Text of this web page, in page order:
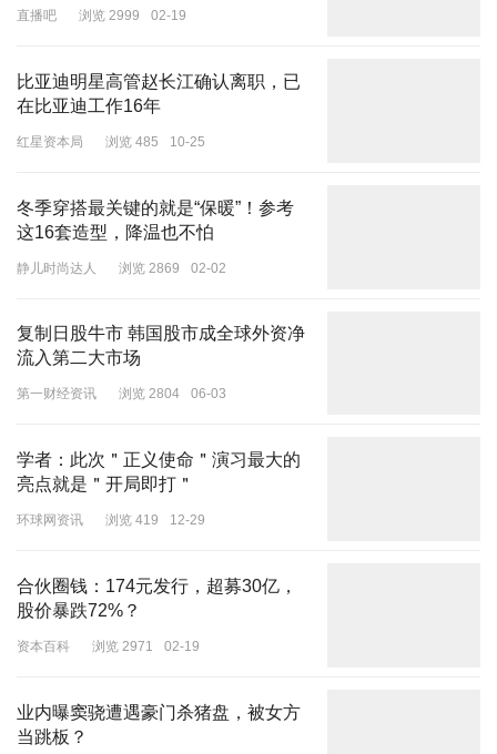
朱时茂曾主演的电影《牧马人》中，有一句经典台词。时光荏苒，数
十年匆匆而过，这句台词竟仍被众多人铭记于心，足见其魅力非凡。
民互动时也特别亲切，没有一点明星架子。
直播吧 浏览 2999 02-19
比亚迪明星高管赵长江确认离职，已
在比亚迪工作16年
红星资本局 浏览 485 10-25
冬季穿搭最关键的就是“保暖”！参考
这16套造型，降温也不怕
静儿时尚达人 浏览 2869 02-02
复制日股牛市 韩国股市成全球外资净
流入第二大市场
第一财经资讯 浏览 2804 06-03
学者：此次＂正义使命＂演习最大的
亮点就是＂开局即打＂
环球网资讯 浏览 419 12-29
合伙圈钱：174元发行，超募30亿，
股价暴跌72%？
资本百科 浏览 2971 02-19
业内曝窦骁遭遇豪门杀猪盘，被女方
当跳板？